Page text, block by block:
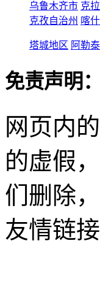
乌鲁木齐市 克
克孜自治州 喀
塔城地区 阿勒
免责声明：
网页内
的虚假
们删除
友情链